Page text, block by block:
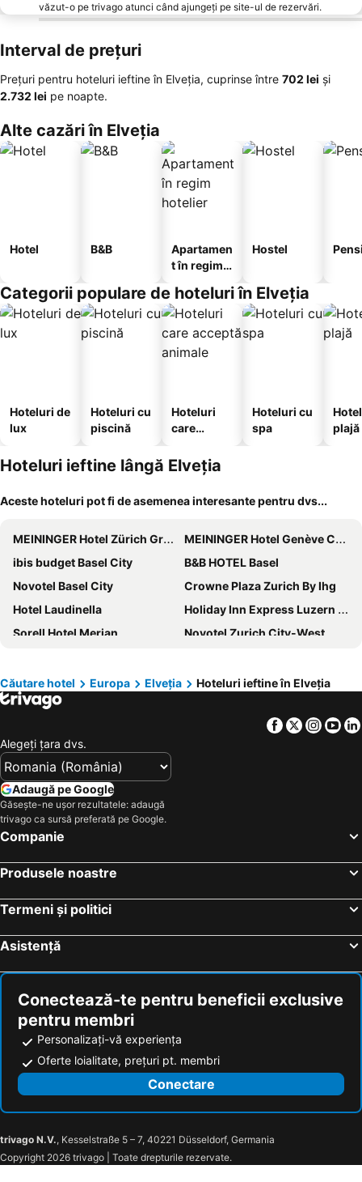
văzut-o pe trivago atunci când ajungeți pe site-ul de rezervări.
Interval de prețuri
Prețuri pentru hoteluri ieftine în Elveţia, cuprinse între ‎702 lei și
‎2.732 lei pe noapte.
Alte cazări în Elveţia
Hotel B&B
Apartamen
t în regim
Hostel
Categorii populare de hoteluri în Elveţia
Hoteluri de
lux
Hoteluri cu
piscină
Hoteluri
care
animale
Hoteluri cu
spa
plajă
Hoteluri ieftine lângă Elveţia
Aceste hoteluri pot fi de asemenea interesante pentru dvs...
MEININGER Hotel Zürich Greencity
MEININGER Hotel Genève Centre Charmilles
ibis budget Basel City
B&B HOTEL Basel
Novotel Basel City
Crowne Plaza Zurich By Ihg
Hotel Laudinella
Holiday Inn Express Luzern - Neuenkirch By Ihg
Sorell Hotel Merian
Novotel Zurich City-West
Intercontinental Hotels Geneve By Ihg
Hotel Weisses Kreuz
Hilton Garden Inn Davos
Holiday Inn Express ZÜrich Airport By Ihg
Leonardo Boutique Hotel Rigihof Zurich
Züri by Fassbind
Gasthaus zur Waldegg
Grichting Hotel & Serviced Apartments
Baeren Hotel, The Bear Inn
ibis Genève Centre Gare
Basel Marriott Hotel
Hotel16 by Messe & Stadion Suisse in Minuten & Late Check-in
Sheraton Zurich Hotel
Swiss Chocolate by Fassbind
Jungfrau Lodge, Swiss Mountain Hotel
Hôtel Nendaz 4 Vallées & Spa
Belle Epoque Hotel Victoria & Apartments
Hotel Franziskaner
B&B Hotel Peter und Paul
Hotel Central
Hotel Alpha
Hotel Brienz
Grandhotel Giessbach
Căutare hotel Europa Elveţia Hoteluri ieftine în Elveţia
Facebook
Twitter
Alegeţi ţara dvs.
Adaugă pe Google
Găsește-ne ușor rezultatele: adaugă
trivago ca sursă preferată pe Google.
Companie
Produsele noastre
Termeni și politici
Asistență
Conectează-te pentru beneficii exclusive
pentru membri
Personalizați-vă experiența
Oferte loialitate, prețuri pt. membri
Conectare
trivago N.V., Kesselstraße 5 – 7, 40221 Düsseldorf, Germania
Copyright 2026 trivago | Toate drepturile rezervate.